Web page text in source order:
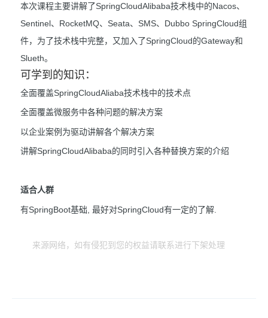
本次课程主要讲解了SpringCloudAlibaba技术栈中的Nacos、
Sentinel、RocketMQ、Seata、SMS、Dubbo SpringCloud组
件，为了技术栈中完整，又加入了SpringCloud的Gateway和
Slueth。
可学到的知识：
全面覆盖SpringCloudAliaba技术栈中的技术点
全面覆盖微服务中各种问题的解决方案
以企业案例为驱动讲解各个解决方案
讲解SpringCloudAlibaba的同时引入各种替换方案的介绍
适合人群
有SpringBoot基础, 最好对SpringCloud有一定的了解.
来源网络，如有侵犯到您的权益请联系进行下架处理